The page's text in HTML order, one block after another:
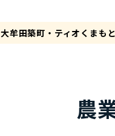
牟田築町・ティオくまも
農